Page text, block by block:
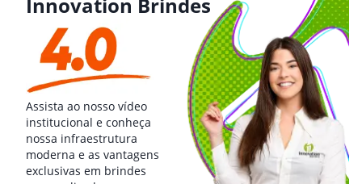
Innovation Brindes
Assista ao nosso vídeo
institucional e conheça
nossa infraestrutura
moderna e as vantagens
exclusivas em brindes